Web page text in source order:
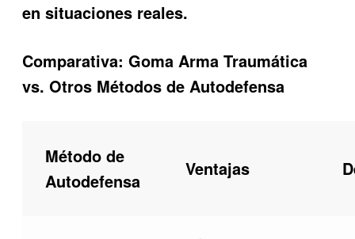
en situaciones reales.
Comparativa: Goma Arma Traumática
vs. Otros Métodos de Autodefensa
Método de
Autodefensa
Ventajas